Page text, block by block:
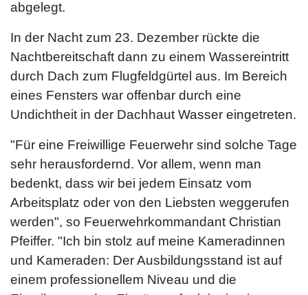
abgelegt.
In der Nacht zum 23. Dezember rückte die
Nachtbereitschaft dann zu einem Wassereintritt
durch Dach zum Flugfeldgürtel aus. Im Bereich
eines Fensters war offenbar durch eine
Undichtheit in der Dachhaut Wasser eingetreten.
"Für eine Freiwillige Feuerwehr sind solche Tage
sehr herausfordernd. Vor allem, wenn man
bedenkt, dass wir bei jedem Einsatz vom
Arbeitsplatz oder von den Liebsten weggerufen
werden", so Feuerwehrkommandant Christian
Pfeiffer. "Ich bin stolz auf meine Kameradinnen
und Kameraden: Der Ausbildungsstand ist auf
einem professionellem Niveau und die